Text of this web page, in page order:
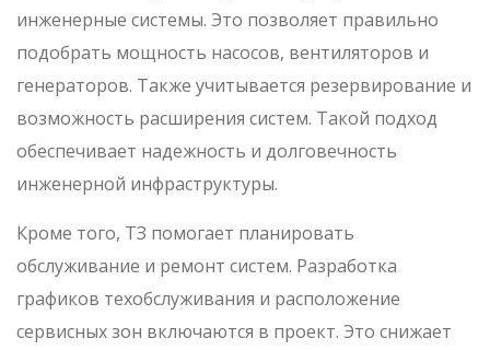
инженерные системы. Это позволяет правильно
подобрать мощность насосов, вентиляторов и
генераторов. Также учитывается резервирование и
возможность расширения систем. Такой подход
обеспечивает надежность и долговечность
инженерной инфраструктуры.
Кроме того, ТЗ помогает планировать
обслуживание и ремонт систем. Разработка
графиков техобслуживания и расположение
сервисных зон включаются в проект. Это снижает